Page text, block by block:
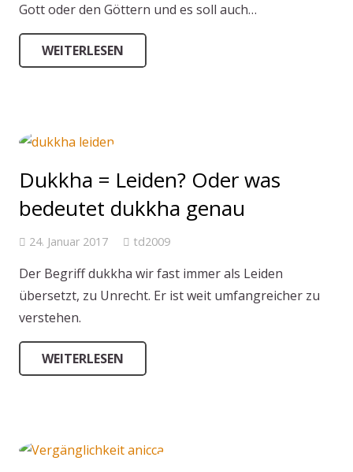
Gott oder den Göttern und es soll auch…
WEITERLESEN
Dukkha = Leiden? Oder was
bedeutet dukkha genau
24. Januar 2017 td2009
Der Begriff dukkha wir fast immer als Leiden
übersetzt, zu Unrecht. Er ist weit umfangreicher zu
verstehen.
WEITERLESEN